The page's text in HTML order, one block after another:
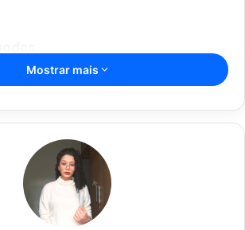
perfumar sua casa com ingredientes
28/05/2023
Dicas caseiras para limpar sua casa
de forma rápida e eficaz
Mostrar mais